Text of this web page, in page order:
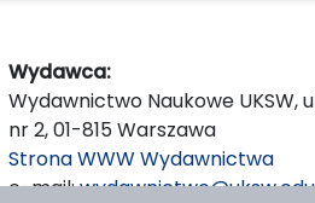
Wydawca:
Wydawnictwo Naukowe UKSW,
nr 2, 01-815 Warszawa
Strona WWW Wydawnictwa
e-mail: